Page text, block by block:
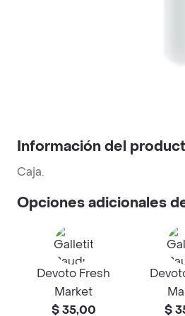
Información del
Caja.
Opciones adicionales
Devoto Fresh
Market
$ 35,00
$